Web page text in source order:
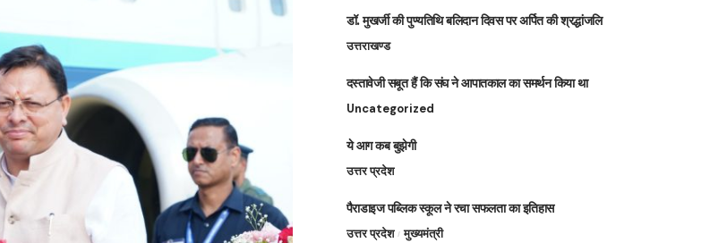
डॉ. मुखर्जी की पुण्यतिथि बलिदान दिवस पर अर्पित की श्रद्धांजलि
उत्तराखण्ड
दस्तावेजी सबूत हैं कि संघ ने आपातकाल का समर्थन किया था
Uncategorized
ये आग कब बुझेगी
उत्तर प्रदेश
पैराडाइज पब्लिक स्कूल ने रचा सफलता का इतिहास
उत्तर प्रदेश मुख्यमंत्री